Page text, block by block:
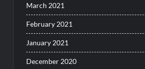
March 2021
February 2021
January 2021
December 2020